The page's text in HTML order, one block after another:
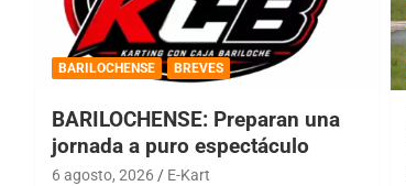
BARILOCHENSE BREVES
BARILOCHENSE: Preparan una
jornada a puro espectáculo
6 agosto, 2026 E-Kart